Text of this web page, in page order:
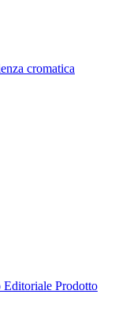
cromatica
Prodotto